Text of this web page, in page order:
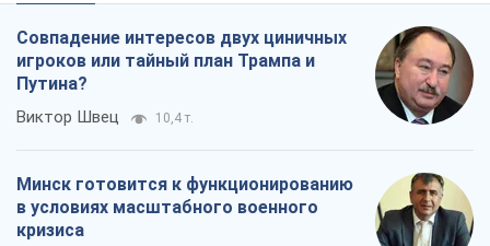
Совпадение интересов двух циничных
игроков или тайный план Трампа и
Путина?
Виктор Швец 10,4 т.
Минск готовится к функционированию
в условиях масштабного военного
кризиса